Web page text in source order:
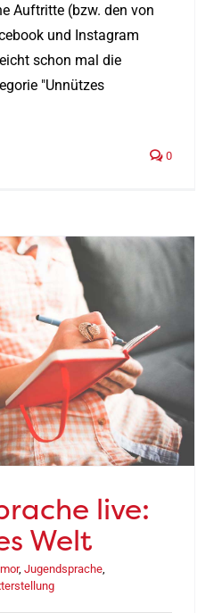
Auftritte (bzw. den von
und Instagram
schon mal die
"Unnützes
0
live:
Welt
, Jugendsprache,